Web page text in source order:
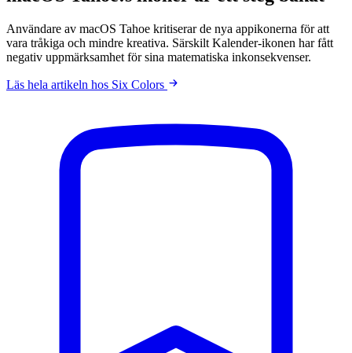
Användare av macOS Tahoe kritiserar de nya appikonerna för att
vara tråkiga och mindre kreativa. Särskilt Kalender-ikonen har fått
negativ uppmärksamhet för sina matematiska inkonsekvenser.
Läs hela artikeln hos Six Colors